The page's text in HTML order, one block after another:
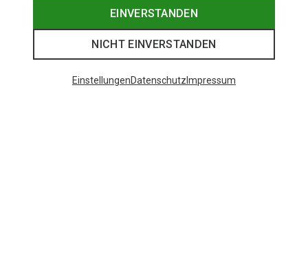
EINVERSTANDEN
NICHT EINVERSTANDEN
EinstellungenDatenschutz Impressum